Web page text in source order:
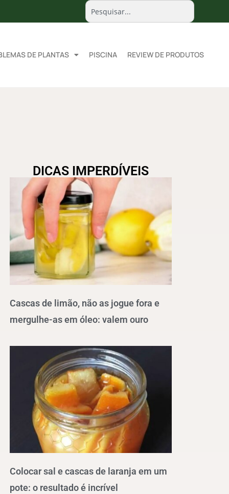
DE PLANTAS PISCINA REVIEW DE PRODUTOS
DICAS IMPERDÍVEIS
Cascas de limão, não as jogue fora e
mergulhe-as em óleo: valem ouro
Colocar sal e cascas de laranja em um
pote: o resultado é incrível